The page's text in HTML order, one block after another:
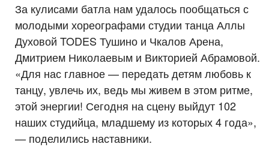
За кулисами батла нам удалось пообщаться с
молодыми хореографами студии танца Аллы
Духовой TODES Тушино и Чкалов Арена,
Дмитрием Николаевым и Викторией Абрамовой.
«Для нас главное — передать детям любовь к
танцу, увлечь их, ведь мы живем в этом ритме,
этой энергии! Сегодня на сцену выйдут 102
наших студийца, младшему из которых 4 года»,
— поделились наставники.